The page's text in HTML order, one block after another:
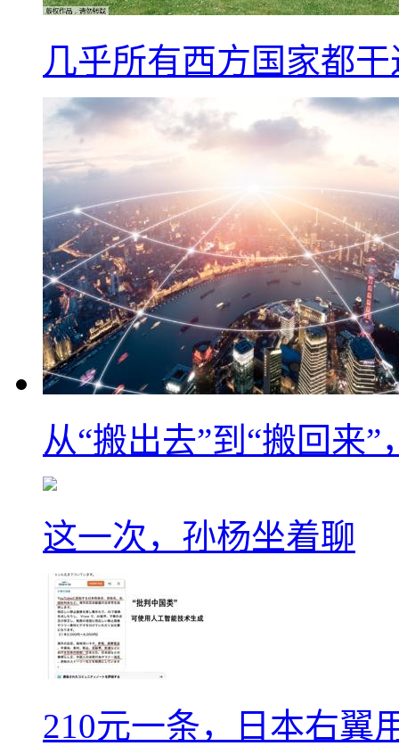
几乎所有西方国家都
从“搬出去”到“搬回来
这一次，孙杨坐着聊
210元一条，日本右翼